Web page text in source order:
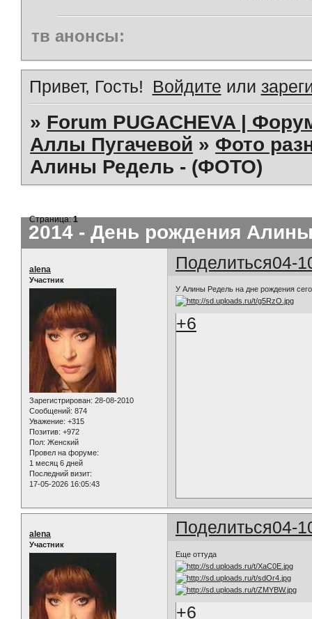
тв анонсы:
Привет, Гость! Войдите или
» Forum PUGACHEVA |
Аллы Пугачевой » Фото
Алины Редель - (ФОТО)
2014 - День рождения
Страница:1
Поделиться04-
alena
Участник
Зарегистрирован: 28-08-2010
Сообщений: 874
Уважение: +315
Позитив: +972
Пол: Женский
Провел на форуме:
1 месяц 6 дней
Последний визит:
17-05-2026 16:05:43
У Алины Редель на дне рождения
+6
Поделиться04-
alena
Участник
Еще оттуда
+6